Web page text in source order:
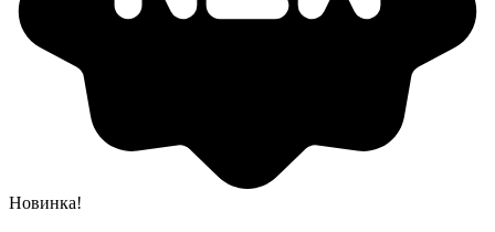
Новинка!